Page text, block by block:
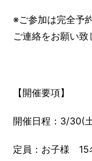
※ご参加は完全予
ご連絡をお願い致
【開催要項】
開催日程：3/30(
定員：お子様 15